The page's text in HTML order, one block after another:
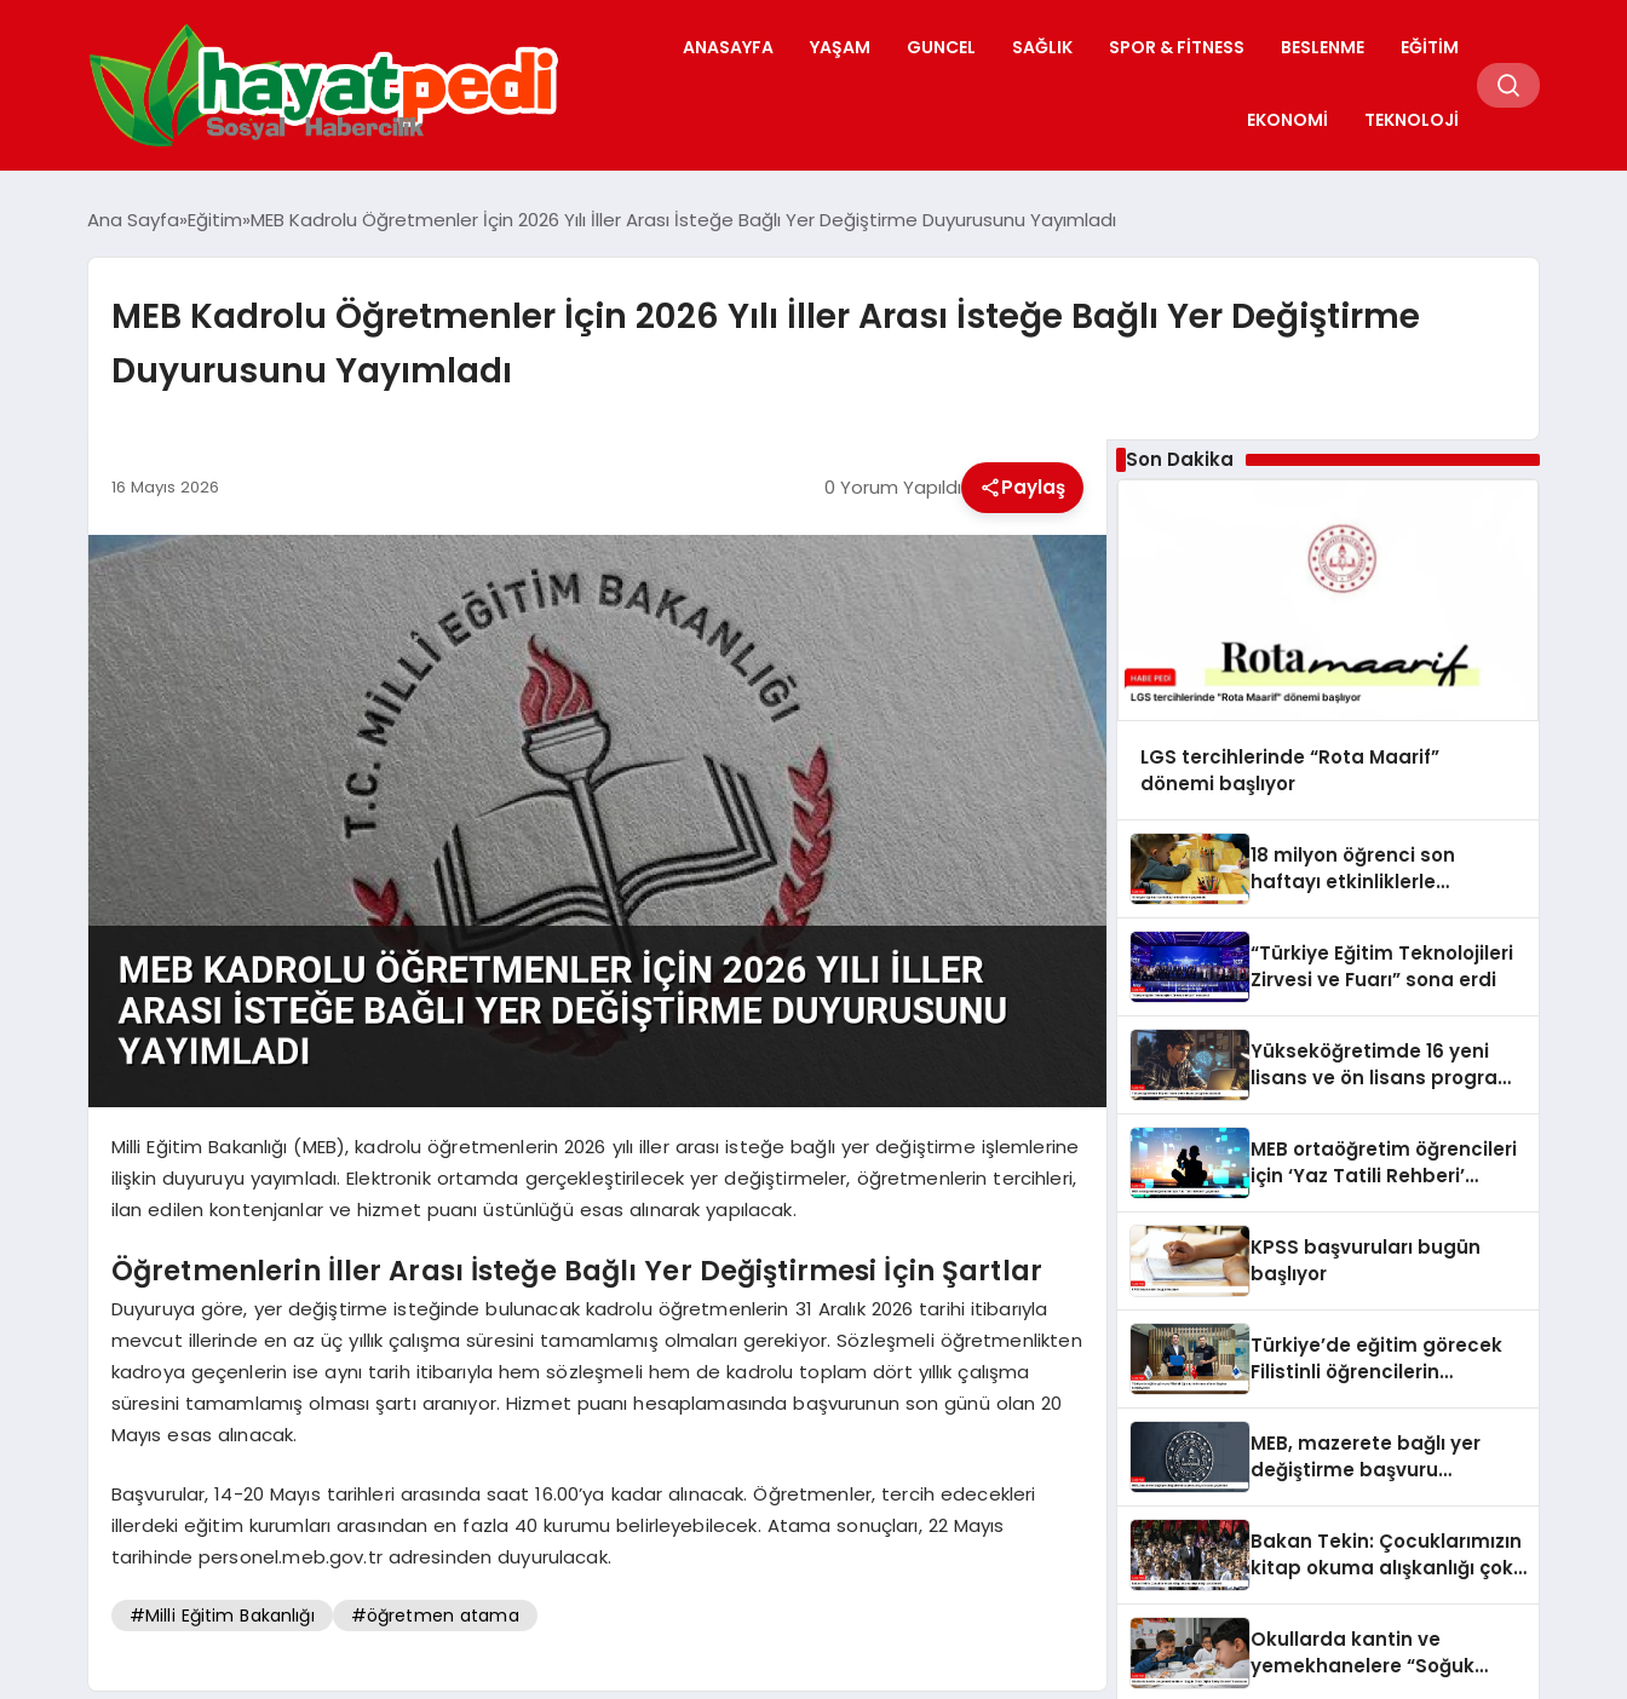
ANASAYFA YAŞAM GUNCEL SAĞLIK SPOR & FITNESS BESLENME EĞITIM
EKONOMI TEKNOLOJI
Ana Sayfa Eğitim MEB Kadrolu Öğretmenler İçin 2026 Yılı İller Arası İsteğe Bağlı Yer Değiştirme Duyurusunu Yayımladı
MEB Kadrolu Öğretmenler İçin 2026 Yılı İller Arası İsteğe Bağlı Yer Değiştirme
Duyurusunu Yayımladı
16 Mayıs 2026 0 Yorum Yapıldı Paylaş
Milli Eğitim Bakanlığı (MEB), kadrolu öğretmenlerin 2026 yılı iller arası isteğe bağlı yer değiştirme işlemlerine
ilişkin duyuruyu yayımladı. Elektronik ortamda gerçekleştirilecek yer değiştirmeler, öğretmenlerin tercihleri,
ilan edilen kontenjanlar ve hizmet puanı üstünlüğü esas alınarak yapılacak.
Öğretmenlerin İller Arası İsteğe Bağlı Yer Değiştirmesi İçin Şartlar
Duyuruya göre, yer değiştirme isteğinde bulunacak kadrolu öğretmenlerin 31 Aralık 2026 tarihi itibarıyla
mevcut illerinde en az üç yıllık çalışma süresini tamamlamış olmaları gerekiyor. Sözleşmeli öğretmenlikten
kadroya geçenlerin ise aynı tarih itibarıyla hem sözleşmeli hem de kadrolu toplam dört yıllık çalışma
süresini tamamlamış olması şartı aranıyor. Hizmet puanı hesaplamasında başvurunun son günü olan 20
Mayıs esas alınacak.
Başvurular, 14-20 Mayıs tarihleri arasında saat 16.00’ya kadar alınacak. Öğretmenler, tercih edecekleri
illerdeki eğitim kurumları arasından en fazla 40 kurumu belirleyebilecek. Atama sonuçları, 22 Mayıs
tarihinde personel.meb.gov.tr adresinden duyurulacak.
#Milli Eğitim Bakanlığı #öğretmen atama
Son Dakika
LGS tercihlerinde “Rota Maarif”
dönemi başlıyor
18 milyon öğrenci son
haftayı etkinliklerle
“Türkiye Eğitim Teknolojileri
Zirvesi ve Fuarı” sona erdi
Yükseköğretimde 16 yeni
lisans ve ön lisans programı
MEB ortaöğretim öğrencileri
için ‘Yaz Tatili Rehberi’
KPSS başvuruları bugün
başlıyor
Türkiye’de eğitim görecek
Filistinli öğrencilerin
MEB, mazerete bağlı yer
değiştirme başvuru
Bakan Tekin: Çocuklarımızın
kitap okuma alışkanlığı çok
Okullarda kantin ve
yemekhanelere “Soğuk